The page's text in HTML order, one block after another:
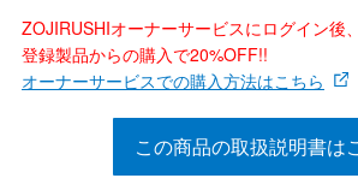
ZOJIRUSHIオーナーサービスにログイン後、
登録製品からの購入で20%OFF!!
オーナーサービスでの購入方法はこちら
この商品の取扱説明書は